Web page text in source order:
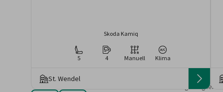
Skoda Kamiq
5 4 Manuell Klima
St. Wendel
Die angezeigten